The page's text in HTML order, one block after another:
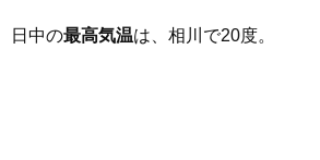
日中の最高気温は、相川で20度。